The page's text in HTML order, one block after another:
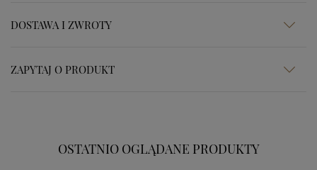
DOSTAWA I ZWROTY
ZAPYTAJ O PRODUKT
OSTATNIO OGLĄDANE PRODUKTY